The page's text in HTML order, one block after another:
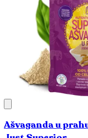
Ašvaganda u